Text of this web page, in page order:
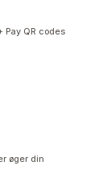
Pay QR codes
øger din